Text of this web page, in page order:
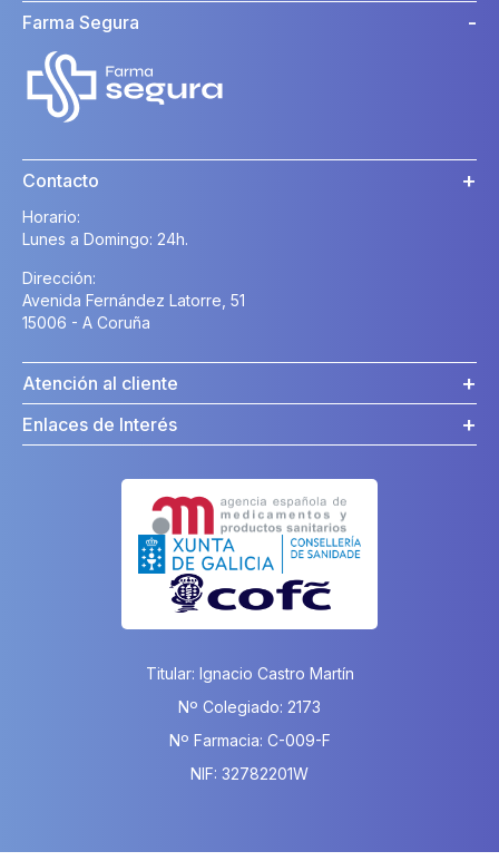
Farma Segura
Contacto
Horario:
Lunes a Domingo: 24h.
Dirección:
Avenida Fernández Latorre, 51
15006 - A Coruña
Atención al cliente
Enlaces de Interés
Titular: Ignacio Castro Martín
Nº Colegiado: 2173
Nº Farmacia: C-009-F
NIF: 32782201W